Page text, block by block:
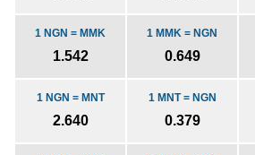
1 MMK = NGN
0.649
1 NGN = MMK
1.542
1 MNT = NGN
0.379
1 NGN = MNT
2.640